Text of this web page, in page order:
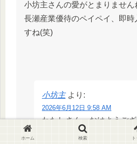
小坊主さんの愛がとまりません
長瀬産業優待のペイペイ、即
すね(笑)
小坊主 より:
2026年6月12日 9:58 AM
わたしさん、おはようご
ホーム 検索